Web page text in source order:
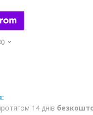
14 днів